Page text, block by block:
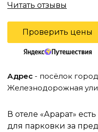
Читать отзывы
Проверить цены
Адрес - посёлок
Железнодорожная
В отеле «Арарат»
для парковки за